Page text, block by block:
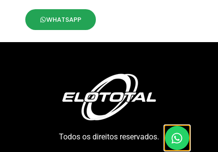
WHATSAPP
Todos os direitos reservados.